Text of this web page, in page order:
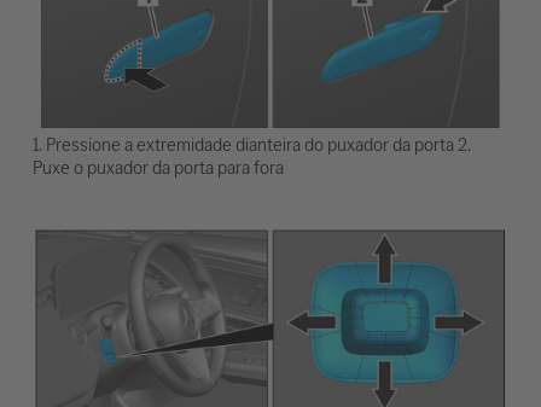
1. Pressione a extremidade dianteira do puxador da porta 2.
Puxe o puxador da porta para fora